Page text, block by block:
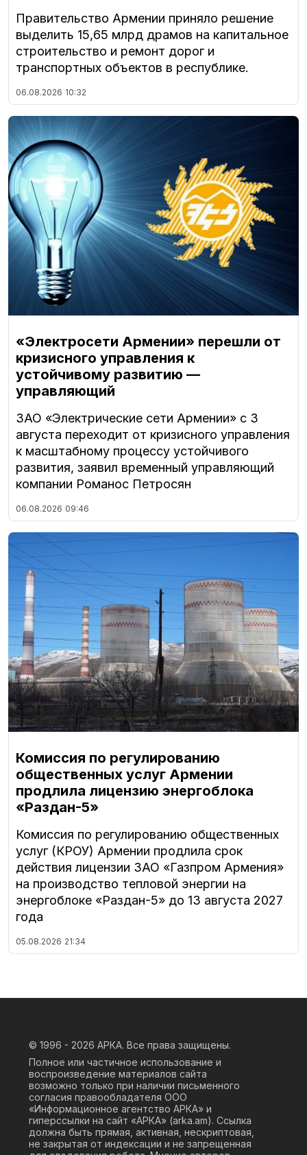
Правительство Армении приняло решение
выделить 15,65 млрд драмов на капитальное
строительство и ремонт дорог и
транспортных объектов в республике.
06.08.2026 10:32
«Электросети Армении» перешли от
кризисного управления к
устойчивому развитию —
управляющий
ЗАО «Электрические сети Армении» с 3
августа переходит от кризисного управления
к масштабному процессу устойчивого
развития, заявил временный управляющий
компании Романос Петросян
06.08.2026 09:46
Комиссия по регулированию
общественных услуг Армении
продлила лицензию энергоблока
«Раздан-5»
Комиссия по регулированию общественных
услуг (КРОУ) Армении продлила срок
действия лицензии ЗАО «Газпром Армения»
на производство тепловой энергии на
энергоблоке «Раздан-5» до 13 августа 2027
года
05.08.2026 21:34
© 1996 - 2026 АРКА. Все права защищены.
Полное или частичное использование и
воспроизведение материалов сайта
возможно только при наличии письменного
согласия правообладателя ООО
«Информационное агентство АРКА» и
гиперссылки на сайт «АРКА» (arka.am). Ссылка
должна быть прямая, активная, нескриптовая,
не закрытая от индексации и не запрещенная